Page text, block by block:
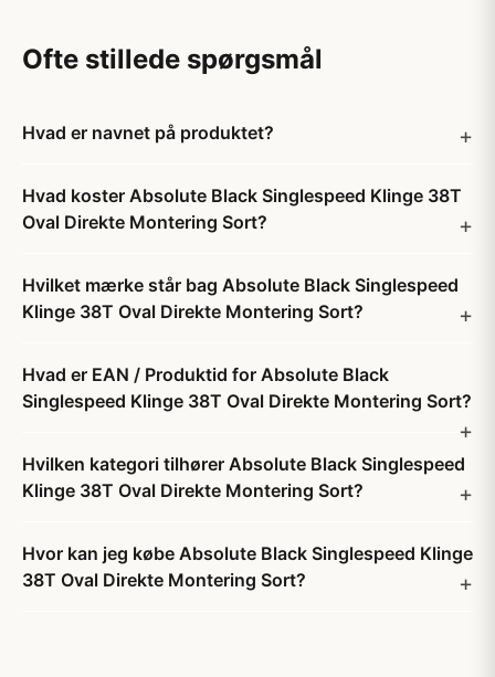
Ofte stillede spørgsmål
Hvad er navnet på produktet?
Hvad koster Absolute Black Singlespeed Klinge 38T
Oval Direkte Montering Sort?
Hvilket mærke står bag Absolute Black Singlespeed
Klinge 38T Oval Direkte Montering Sort?
Hvad er EAN / Produktid for Absolute Black
Singlespeed Klinge 38T Oval Direkte Montering Sort?
Hvilken kategori tilhører Absolute Black Singlespeed
Klinge 38T Oval Direkte Montering Sort?
Hvor kan jeg købe Absolute Black Singlespeed Klinge
38T Oval Direkte Montering Sort?